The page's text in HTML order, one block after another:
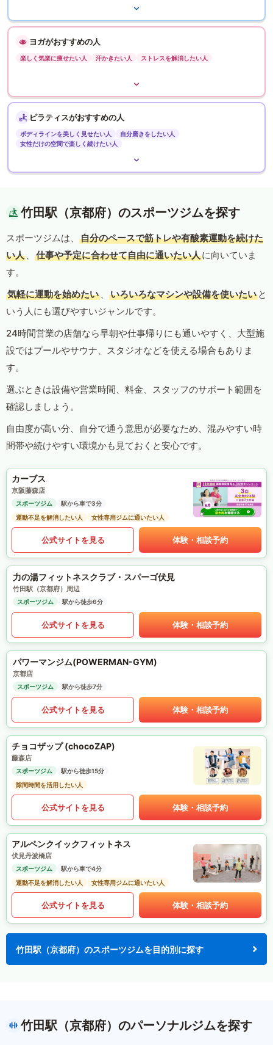
ヨガがおすすめの人
楽しく気楽に痩せたい人 汗かきたい人 ストレスを解消したい人
ピラティスがおすすめの人
ボディラインを美しく見せたい人
自分磨きをしたい人
女性だけの空間で楽しく続けたい人
竹田駅（京都府）のスポーツジムを探す
スポーツジムは、
自分のペースで筋トレや有酸素運動を続けた
い人 、 仕事や予定に合わせて自由に通いたい人に向いていま
す。
気軽に運動を始めたい 、 いろいろなマシンや設備を使いたい と
いう人にも選びやすいジャンルです。
24時間営業の店舗なら早朝や仕事帰りにも通いやすく、大型施
設ではプールやサウナ、スタジオなどを使える場合もありま
す。
選ぶときは設備や営業時間、料金、スタッフのサポート範囲を
確認しましょう。
自由度が高い分、自分で通う意思が必要なため、混みやすい時
間帯や続けやすい環境かも見ておくと安心です。
カーブス
京阪藤森店
スポーツジム
駅から車で3分
運動不足を解消したい人
女性専用ジムに通いたい人
公式サイトを見る 体験・相談予約
力の湯フィットネスクラブ・スパーゴ伏見
竹田駅（京都府）周辺
スポーツジム 駅から徒歩6分
公式サイトを見る 体験・相談予約
パワーマンジム(POWERMAN-GYM)
京都店
スポーツジム 駅から徒歩7分
公式サイトを見る 体験・相談予約
チョコザップ (chocoZAP)
藤森店
スポーツジム
駅から徒歩15分
隙間時間を活用したい人
公式サイトを見る 体験・相談予約
アルペンクイックフィットネス
伏見丹波橋店
スポーツジム
駅から車で4分
運動不足を解消したい人
女性専用ジムに通いたい人
公式サイトを見る 体験・相談予約
竹田駅（京都府）のスポーツジムを目的別に探す
竹田駅（京都府）のパーソナルジムを探す